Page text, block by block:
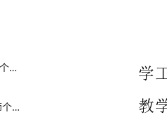
写入党申请书的总结与写好个人工作总结需注意问题汇编
2024年幼儿园小班配班老师个人工作总结范文